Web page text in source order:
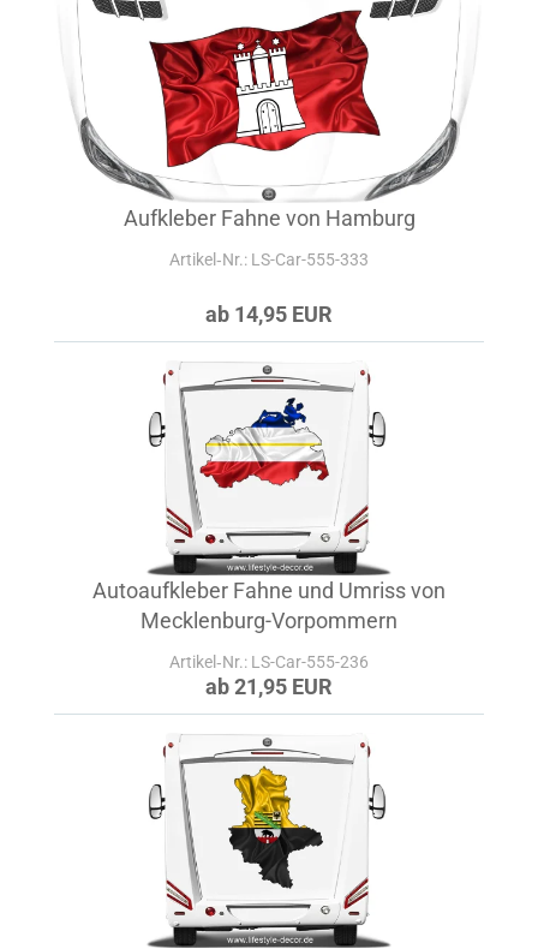
Aufkleber Fahne von Hamburg
Artikel‑Nr.: LS-Car-555-333
ab 14,95 EUR
Autoaufkleber Fahne und Umriss von
Mecklenburg-Vorpommern
Artikel‑Nr.: LS-Car-555-236
ab 21,95 EUR